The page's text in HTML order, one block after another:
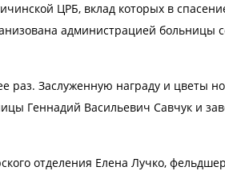
ЦРБ, вклад которых в
администрацией больницы
раз. Заслуженную награду и цветы
Геннадий Васильевич Савчук и
отделения Елена Лучко,